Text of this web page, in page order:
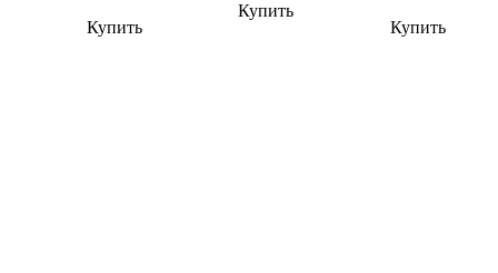
Купить
Купить
Купить